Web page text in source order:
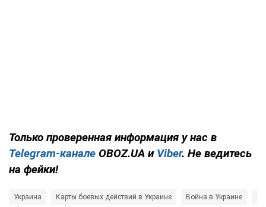
Только проверенная информация у нас в
Telegram-канале OBOZ.UA и Viber. Не ведитесь
на фейки!
Украина Карты боевых действий в Украине Война в Украине